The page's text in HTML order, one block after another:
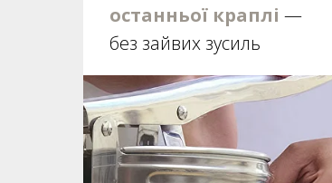
останньої краплі —
без зайвих зусиль